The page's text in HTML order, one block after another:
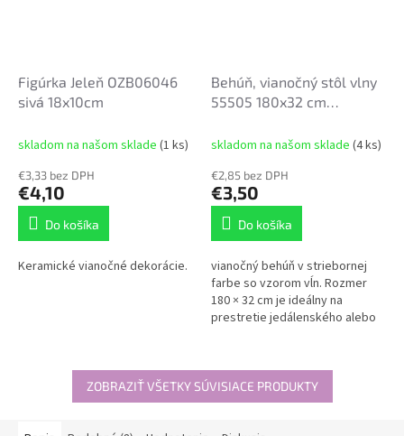
Figúrka Jeleň OZB06046
sivá 18x10cm
skladom na našom sklade (1 ks)
€3,33 bez DPH
€4,10
Do košíka
Keramické vianočné dekorácie.
Behúň, vianočný stôl vlny
55505 180x32 cm
skladom na našom sklade (4 ks)
€2,85 bez DPH
€3,50
Do košíka
vianočný behúň v striebornej
farbe so vzorom vĺn. Rozmer
180 × 32 cm je ideálny na
prestretie jedálenského alebo
atmosféru....
ZOBRAZIŤ VŠETKY SÚVISIACE PRODUKTY